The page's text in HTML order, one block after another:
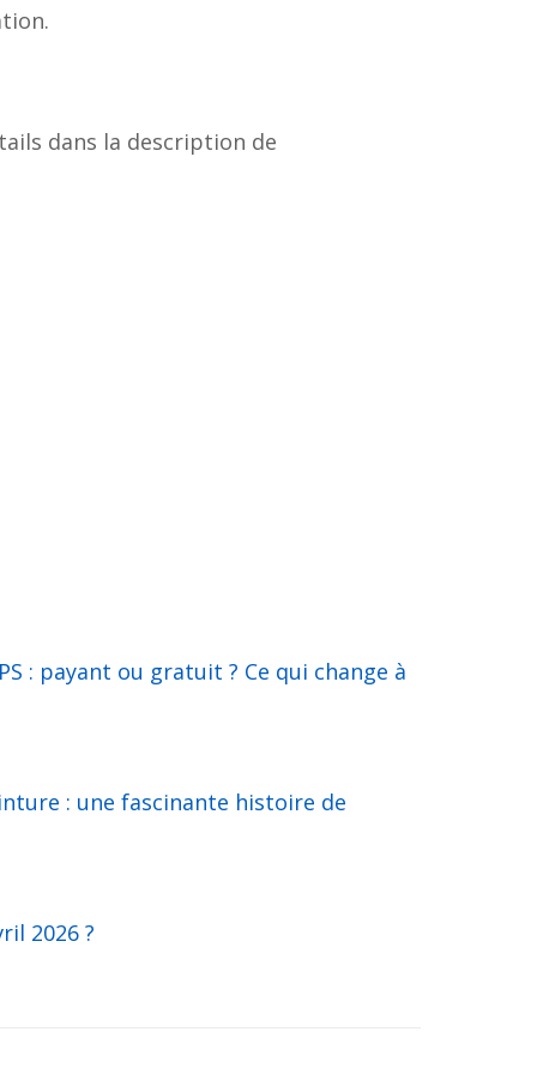
dans la description de
: payant ou gratuit ? Ce qui change à
: une fascinante histoire de
2026 ?